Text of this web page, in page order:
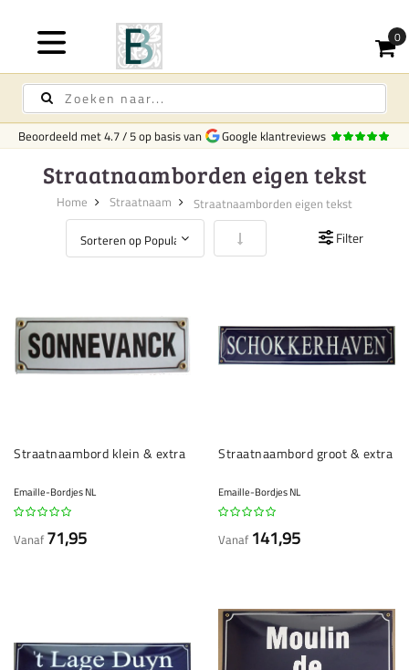
Beoordeeld met4.7/5op basis van Google klantreviews
Straatnaamborden eigen tekst
Home Straatnaam Straatnaamborden eigen tekst
Van laag naar hoog sorteren
Filter
Straatnaambord klein & extra
Emaille-Bordjes NL
Vanaf 71,95
Straatnaambord groot & extra
Emaille-Bordjes NL
Vanaf 141,95